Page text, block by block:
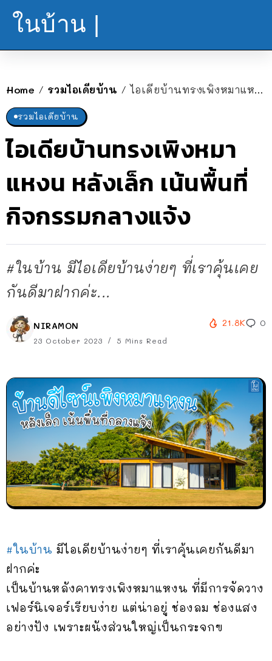
ในบ้าน |
Home / รวมไอเดียบ้าน / ไอเดียบ้านทรงเพิงหมาแหงน หลังเล็ก เน้นพื้นที่กิจกรรมกลางแจ้ง
รวมไอเดียบ้าน
ไอเดียบ้านทรงเพิงหมา
แหงน หลังเล็ก เน้นพื้นที่
กิจกรรมกลางแจ้ง
#ในบ้าน มีไอเดียบ้านง่ายๆ ที่เราคุ้นเคย
กันดีมาฝากค่ะ...
NIRAMON
23 October 2023 5 Mins Read
21.8K 0
#ในบ้าน มีไอเดียบ้านง่ายๆ ที่เราคุ้นเคยกันดีมา
ฝากค่ะ
เป็นบ้านหลังคาทรงเพิงหมาแหงน ที่มีการจัดวาง
เฟอร์นิเจอร์เรียบง่าย แต่น่าอยู่ ช่องลม ช่องแสง
อย่างปัง เพราะผนังส่วนใหญ่เป็นกระจกฃ